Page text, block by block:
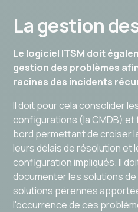
La gestion
Le logiciel ITSM doit
gestion des problèmes
racines des incidents
Il doit pour cela consolider
configurations (la CMDB) et
bord permettant de croiser
leurs délais de résolution et
configuration impliqués. Il
documenter les solutions
solutions pérennes
l'occurrence de ces